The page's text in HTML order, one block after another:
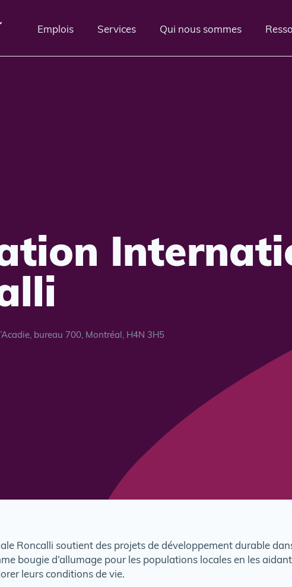
Emplois Services Qui nous sommes
bureau 700, Montréal, H4N 3H5
Roncalli soutient des projets de développement durable
bougie d’allumage pour les populations locales en les
leurs conditions de vie.